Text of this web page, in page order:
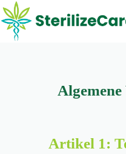
Artikel 1: